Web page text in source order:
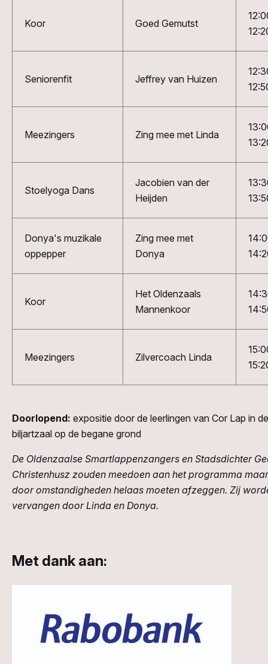
Koor Goed Gemutst
Seniorenfit Jeffrey van Huizen
Meezingers Zing mee met Linda
Stoelyoga Dans
Jacobien van der
Heijden
Donya's muzikale
oppepper
Zing mee met
Donya
Koor
Het Oldenzaals
Mannenkoor
Meezingers Zilvercoach Linda
Doorlopend: expositie door de leerlingen van Cor Lap in de
biljartzaal op de begane grond
De Oldenzaalse Smartlappenzangers en Stadsdichter
Christenhusz zouden meedoen aan het programma
door omstandigheden helaas moeten afzeggen. Zij
vervangen door Linda en Donya.
Met dank aan: